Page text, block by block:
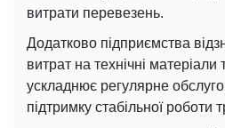
витрати перевезень.
Додатково підприємства
витрат на технічні
ускладнює регулярне
підтримку стабільної роботи